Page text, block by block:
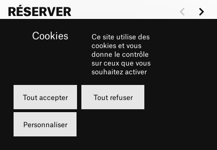
RÉSERVER
Dimanche
11 septembre 2022
Grand Foyer
de 6 à 12 €
Dimanche
11 septembre
15h00
de 6 à 12 €
Ce site utilise des
cookies et vous
donne le contrôle
sur ceux que vous
souhaitez activer
Tout accepter Tout refuser
Personnaliser